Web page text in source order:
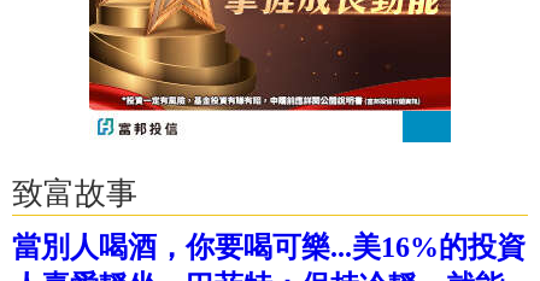
致富故事
當別人喝酒，你要喝可樂...美16%的投資